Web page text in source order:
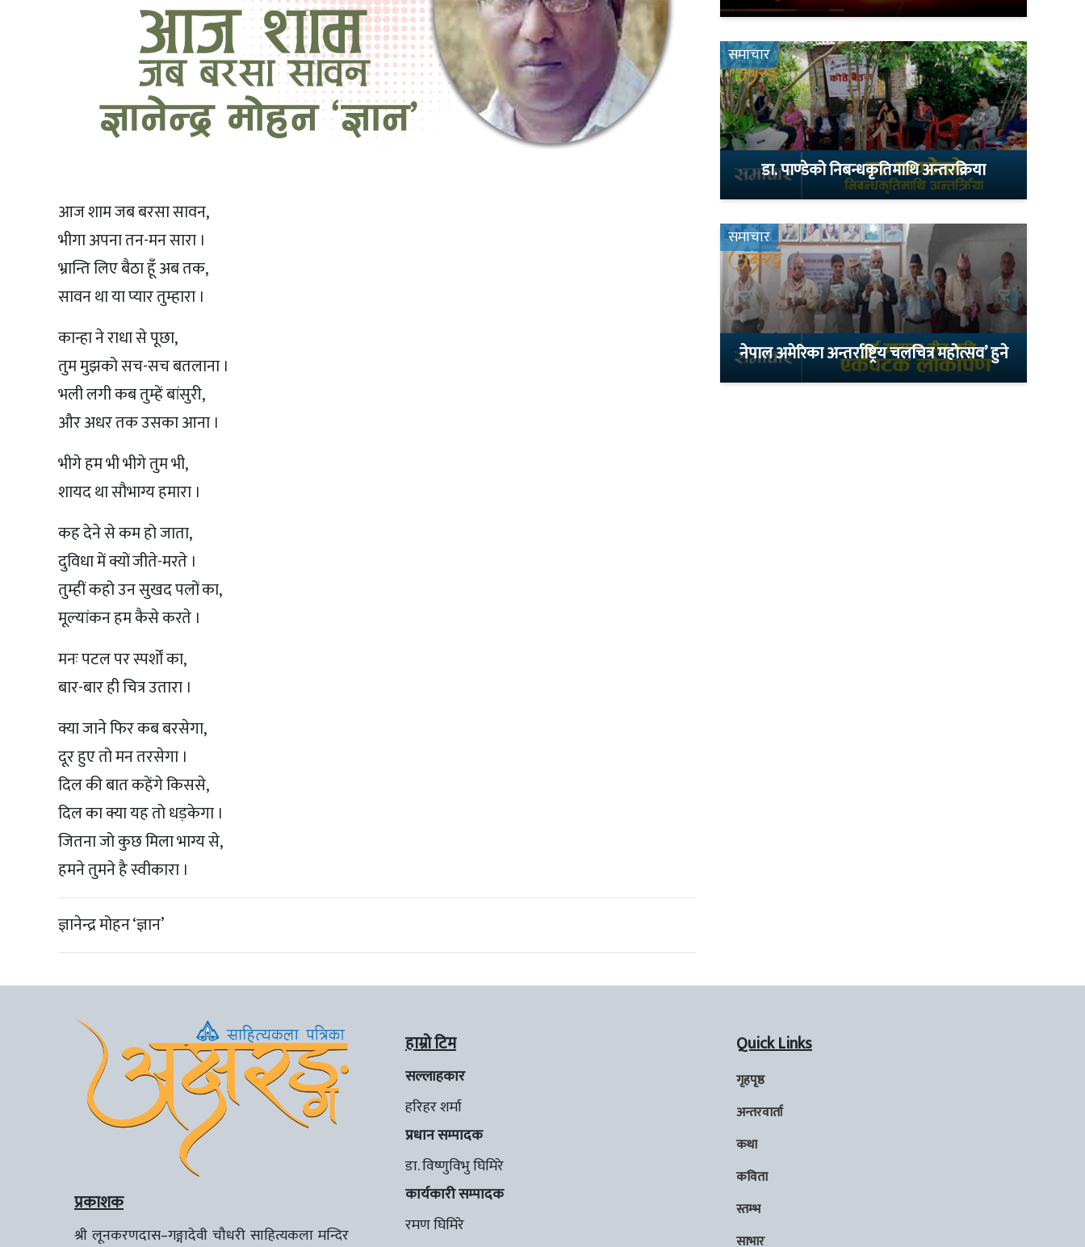
आज शाम जब बरसा सावन,
भीगा अपना तन-मन सारा ।
भ्रान्ति लिए बैठा हूँ अब तक,
सावन था या प्यार तुम्हारा ।
कान्हा ने राधा से पूछा,
तुम मुझको सच-सच बतलाना ।
भली लगी कब तुम्हें बांसुरी,
और अधर तक उसका आना ।
भीगे हम भी भीगे तुम भी,
शायद था सौभाग्य हमारा ।
कह देने से कम हो जाता,
दुविधा में क्यों जीते-मरते ।
तुम्हीं कहो उन सुखद पलों का,
मूल्यांकन हम कैसे करते ।
मनः पटल पर स्पर्शों का,
बार-बार ही चित्र उतारा ।
क्या जाने फिर कब बरसेगा,
दूर हुए तो मन तरसेगा ।
दिल की बात कहेंगे किससे,
दिल का क्या यह तो धड़केगा ।
जितना जो कुछ मिला भाग्य से,
हमने तुमने है स्वीकारा ।
ज्ञानेन्द्र मोहन ‘ज्ञान’
समाचार
डा. पाण्डेको निबन्धकृतिमाथि अन्तरक्रिया
समाचार
नेपाल अमेरिका अन्तर्राष्ट्रिय चलचित्र महोत्सव’ हुने
प्रकाशक
श्री लूनकरणदास–गङ्गादेवी चौधरी साहित्यकला मन्दिर
हाम्रो टिम
सल्लाहकार
हरिहर शर्मा
प्रधान सम्पादक
डा. विष्णुविभु घिमिरे
कार्यकारी सम्पादक
रमण घिमिरे
Quick Links
गृहपृष्ठ
अन्तरवार्ता
कथा
कविता
स्तम्भ
साभार